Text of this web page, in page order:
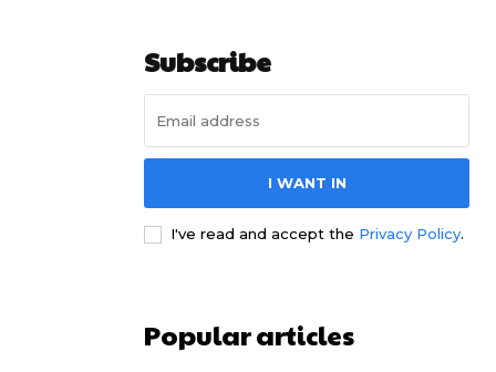
Subscribe
I WANT IN
I've read and accept the Privacy Policy.
Popular articles